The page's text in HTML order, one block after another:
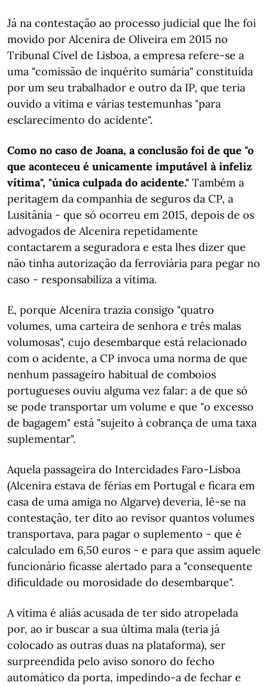
Já na contestação ao processo judicial que lhe foi
movido por Alcenira de Oliveira em 2015 no
Tribunal Cível de Lisboa, a empresa refere-se a
uma "comissão de inquérito sumária" constituída
por um seu trabalhador e outro da IP, que teria
ouvido a vítima e várias testemunhas "para
esclarecimento do acidente".
Como no caso de Joana, a conclusão foi de que "o
que aconteceu é unicamente imputável à infeliz
vítima", "única culpada do acidente." Também a
peritagem da companhia de seguros da CP, a
Lusitânia - que só ocorreu em 2015, depois de os
advogados de Alcenira repetidamente
contactarem a seguradora e esta lhes dizer que
não tinha autorização da ferroviária para pegar no
caso - responsabiliza a vítima.
E, porque Alcenira trazia consigo "quatro
volumes, uma carteira de senhora e três malas
volumosas", cujo desembarque está relacionado
com o acidente, a CP invoca uma norma de que
nenhum passageiro habitual de comboios
portugueses ouviu alguma vez falar: a de que só
se pode transportar um volume e que "o excesso
de bagagem" está "sujeito à cobrança de uma taxa
suplementar".
Aquela passageira do Intercidades Faro-Lisboa
(Alcenira estava de férias em Portugal e ficara em
casa de uma amiga no Algarve) deveria, lê-se na
contestação, ter dito ao revisor quantos volumes
transportava, para pagar o suplemento - que é
calculado em 6,50 euros - e para que assim aquele
funcionário ficasse alertado para a "consequente
dificuldade ou morosidade do desembarque".
A vítima é aliás acusada de ter sido atropelada
por, ao ir buscar a sua última mala (teria já
colocado as outras duas na plataforma), ser
surpreendida pelo aviso sonoro do fecho
automático da porta, impedindo-a de fechar e